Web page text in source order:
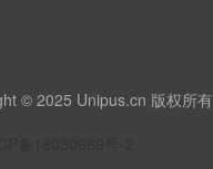
© 2025 Unipus.cn 版权所有